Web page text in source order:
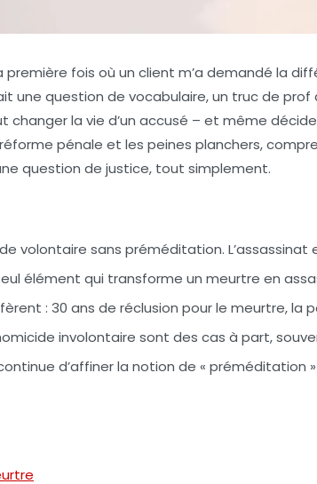
première fois où un client m’a demandé la
une question de vocabulaire, un truc de prof
la vie d’un accusé – et même décider
pénale et les peines planchers,
question de justice, tout simplement.
volontaire sans préméditation.
élément qui transforme un meurtre en
: 30 ans de réclusion pour le meurtre, la
involontaire sont des cas à part,
d’affiner la notion de « préméditation